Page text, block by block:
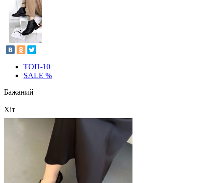
ТОП-10
SALE %
Бажаний
Хіт